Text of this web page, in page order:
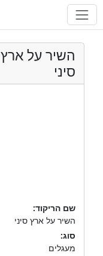
השיר על ארץ
סיני
שם הריקוד:
השיר על ארץ סיני
סוג:
מעגלים